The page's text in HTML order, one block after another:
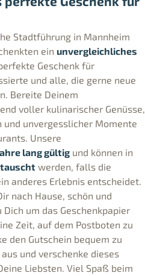
Stadtführung in Mannheim
ein unvergleichliches
Geschenk für
und alle, die gerne neue
Bereite Deinem
voller kulinarischer Genüsse,
und unvergesslicher Momente
Unsere
lang gültig und können in
werden, falls die
anderes Erlebnis entscheidet.
nach Hause, schön und
Dich um das Geschenkpapier
Zeit, auf dem Postboten zu
den Gutschein bequem zu
und verschenke dieses
Liebsten. Viel Spaß beim